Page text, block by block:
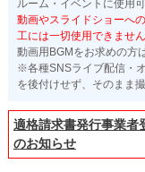
ルーム・イベントに使用可
動画やスライドショーへ
工には一切使用できませ
動画用BGMをお求めの方
※各種SNSライブ配信・
を後付けせず、そのまま
適格請求書発行事業者
のお知らせ